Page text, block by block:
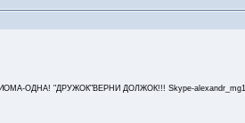
ОДНА! "ДРУЖОК"ВЕРНИ ДОЛЖОК!!! Skype-alexandr_mg1